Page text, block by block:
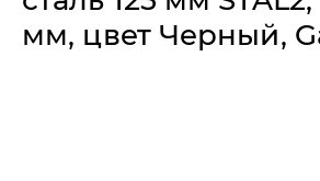
мм, цвет Черный,